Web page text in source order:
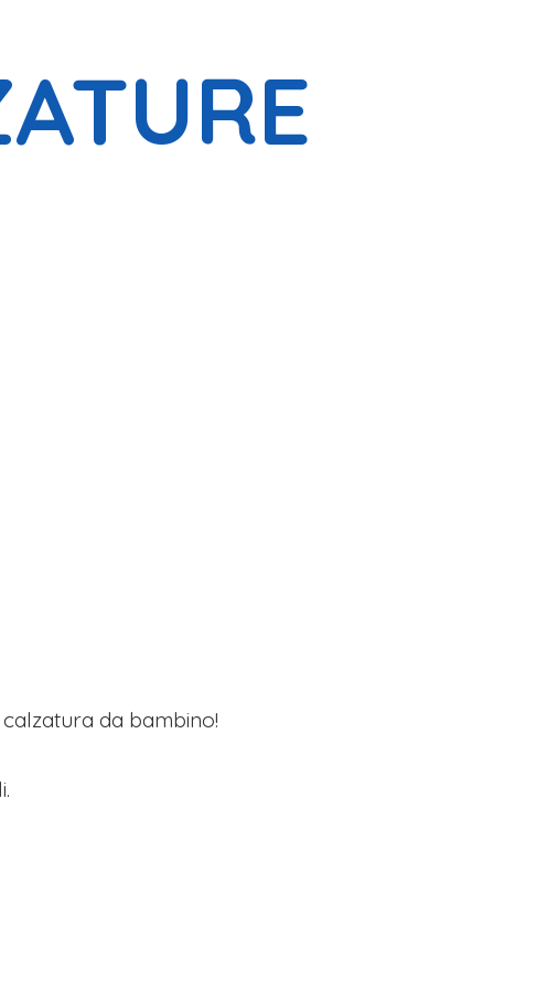
da bambino!